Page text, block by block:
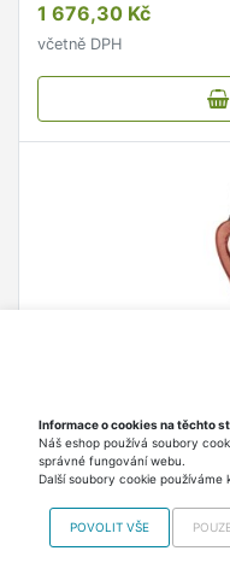
1 676,30 Kč
včetně DPH
Lehačka Swoon
Houpačka se 2
zepředu dozadu.
Informace o cookies na těchto
Náš eshop používá soubory
správné fungování webu.
Další soubory cookie
POVOLIT VŠE